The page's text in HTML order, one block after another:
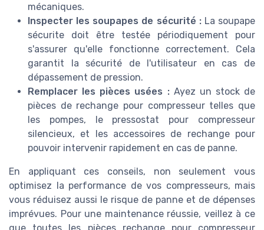
mécaniques.
Inspecter les soupapes de sécurité :La soupape
sécurite doit être testée périodiquement pour
s'assurer qu'elle fonctionne correctement. Cela
garantit la sécurité de l'utilisateur en cas de
dépassement de pression.
Remplacer les pièces usées :Ayez un stock de
pièces de rechange pour compresseur telles que
les pompes, le pressostat pour compresseur
silencieux, et les accessoires de rechange pour
pouvoir intervenir rapidement en cas de panne.
En appliquant ces conseils, non seulement vous
optimisez la performance de vos compresseurs, mais
vous réduisez aussi le risque de panne et de dépenses
imprévues. Pour une maintenance réussie, veillez à ce
que toutes les pièces rechange pour compresseur